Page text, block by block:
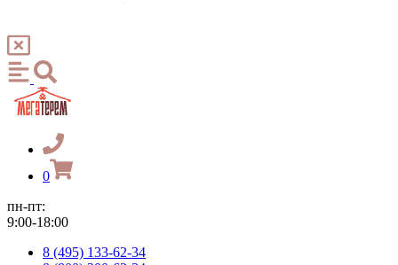
0
пн-пт:
9:00-18:00
8 (495) 133-62-34